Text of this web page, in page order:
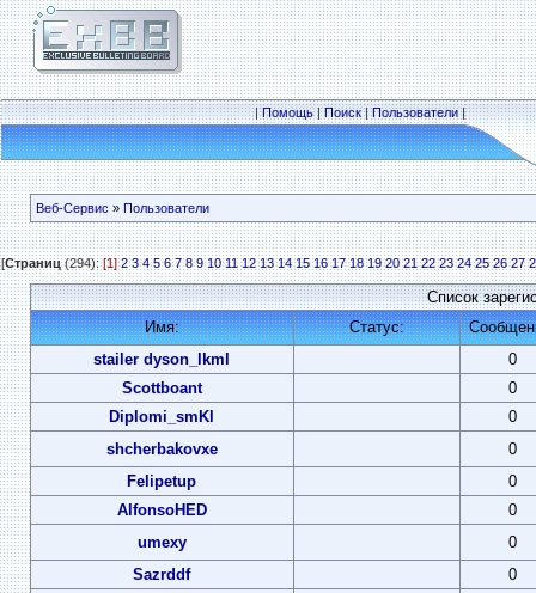
|Помощь|Поиск|Пользователи|
Веб-Сервис » Пользователи
[Страниц(294):[1] 2 3 4 5 6 7 8 9 10 11 12 13 14 15 16 17 18 19 20 21 22 23 24 25 26 27
Список
Имя:
Статус:
stailer dyson_lkml
0
Scottboant
0
Diplomi_smKl
0
shcherbakovxe
0
Felipetup
0
AlfonsoHED
0
umexy
0
Sazrddf
0